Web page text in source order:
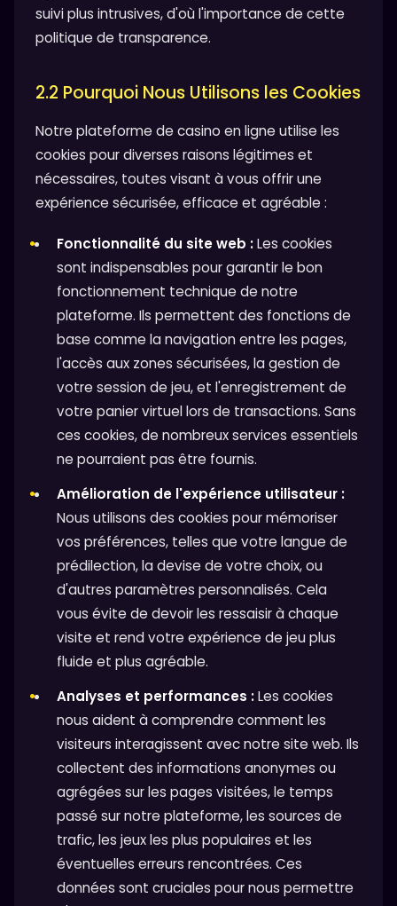
suivi plus intrusives, d'où l'importance de cette
politique de transparence.
2.2 Pourquoi Nous Utilisons les Cookies
Notre plateforme de casino en ligne utilise les
cookies pour diverses raisons légitimes et
nécessaires, toutes visant à vous offrir une
expérience sécurisée, efficace et agréable :
Fonctionnalité du site web :Les cookies
sont indispensables pour garantir le bon
fonctionnement technique de notre
plateforme. Ils permettent des fonctions de
base comme la navigation entre les pages,
l'accès aux zones sécurisées, la gestion de
votre session de jeu, et l'enregistrement de
votre panier virtuel lors de transactions. Sans
ces cookies, de nombreux services essentiels
ne pourraient pas être fournis.
Amélioration de l'expérience utilisateur :
Nous utilisons des cookies pour mémoriser
vos préférences, telles que votre langue de
prédilection, la devise de votre choix, ou
d'autres paramètres personnalisés. Cela
vous évite de devoir les ressaisir à chaque
visite et rend votre expérience de jeu plus
fluide et plus agréable.
Analyses et performances :Les cookies
nous aident à comprendre comment les
visiteurs interagissent avec notre site web. Ils
collectent des informations anonymes ou
agrégées sur les pages visitées, le temps
passé sur notre plateforme, les sources de
trafic, les jeux les plus populaires et les
éventuelles erreurs rencontrées. Ces
données sont cruciales pour nous permettre